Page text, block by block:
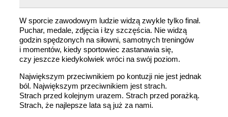
W sporcie zawodowym ludzie widzą zwykle tylko finał.
Puchar, medale, zdjęcia i łzy szczęścia. Nie widzą
godzin spędzonych na siłowni, samotnych treningów
i momentów, kiedy sportowiec zastanawia się,
czy jeszcze kiedykolwiek wróci na swój poziom.
Największym przeciwnikiem po kontuzji nie jest jednak
ból. Największym przeciwnikiem jest strach.
Strach przed kolejnym urazem. Strach przed porażką.
Strach, że najlepsze lata są już za nami.